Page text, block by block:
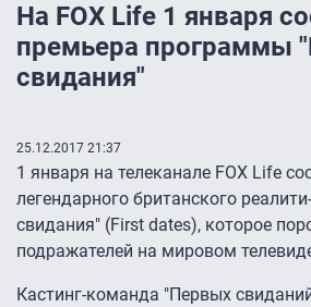
На FOX Life 1 января
премьера программы
свидания"
25.12.2017 21:37
1 января на телеканале FOX Life
легендарного британского
свидания" (First dates), которое
подражателей на мировом
Кастинг-команда "Первых